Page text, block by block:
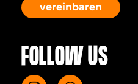
vereinbaren
FOLLOW US